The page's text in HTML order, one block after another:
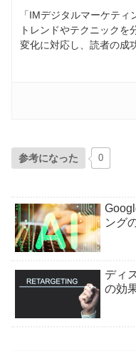
「IMデジタルマーケテ
トレンドやテクニック
変化に対応し、読者の成
参考になった 0
ング
ディ
の効